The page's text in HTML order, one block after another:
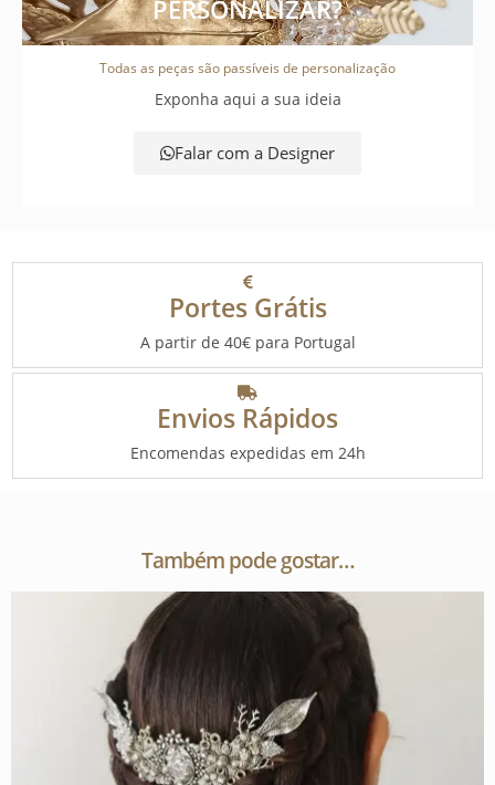
PERSONALIZAR?
Todas as peças são passíveis de personalização
Exponha aqui a sua ideia
Falar com a Designer
Portes Grátis
A partir de 40€ para Portugal
Envios Rápidos
Encomendas expedidas em 24h
Também pode gostar…